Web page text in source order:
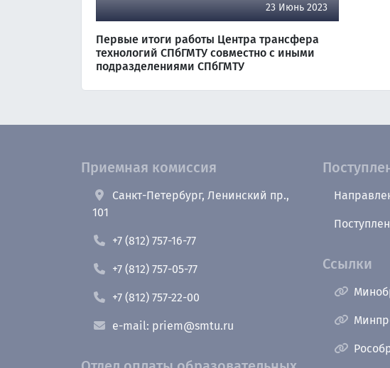
23 Июнь 2023
Первые итоги работы Центра трансфера
технологий СПбГМТУ совместно с иными
подразделениями СПбГМТУ
Приемная комиссия
Санкт-Петербург, Ленинский пр.,
101
+7 (812) 757-16-77
+7 (812) 757-05-77
+7 (812) 757-22-00
e-mail: priem@smtu.ru
Ссылки